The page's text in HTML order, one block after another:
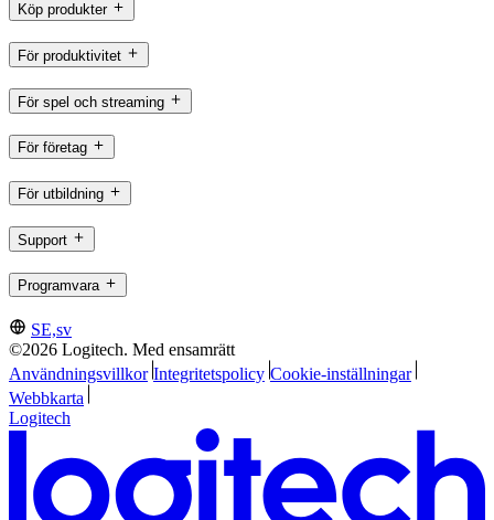
Köp produkter
För produktivitet
För spel och streaming
För företag
För utbildning
Support
Programvara
SE,sv
©2026 Logitech. Med ensamrätt
Användningsvillkor Integritetspolicy Cookie-inställningar
Webbkarta
Logitech